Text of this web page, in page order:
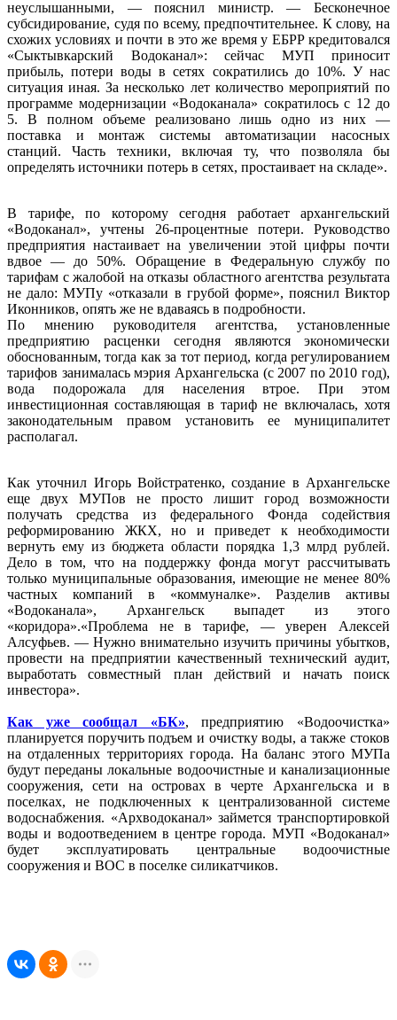
неуслышанными, — пояснил министр. — Бесконечное
субсидирование, судя по всему, предпочтительнее. К слову, на
схожих условиях и почти в это же время у ЕБРР кредитовался
«Сыктывкарский Водоканал»: сейчас МУП приносит
прибыль, потери воды в сетях сократились до 10%. У нас
ситуация иная. За несколько лет количество мероприятий по
программе модернизации «Водоканала» сократилось с 12 до
5. В полном объеме реализовано лишь одно из них —
поставка и монтаж системы автоматизации насосных
станций. Часть техники, включая ту, что позволяла бы
определять источники потерь в сетях, простаивает на складе».
В тарифе, по которому сегодня работает архангельский
«Водоканал», учтены 26-процентные потери. Руководство
предприятия настаивает на увеличении этой цифры почти
вдвое — до 50%. Обращение в Федеральную службу по
тарифам с жалобой на отказы областного агентства результата
не дало: МУПу «отказали в грубой форме», пояснил Виктор
Иконников, опять же не вдаваясь в подробности.
По мнению руководителя агентства, установленные
предприятию расценки сегодня являются экономически
обоснованным, тогда как за тот период, когда регулированием
тарифов занималась мэрия Архангельска (с 2007 по 2010 год),
вода подорожала для населения втрое. При этом
инвестиционная составляющая в тариф не включалась, хотя
законодательным правом установить ее муниципалитет
располагал.
Как уточнил Игорь Войстратенко, создание в Архангельске
еще двух МУПов не просто лишит город возможности
получать средства из федерального Фонда содействия
реформированию ЖКХ, но и приведет к необходимости
вернуть ему из бюджета области порядка 1,3 млрд рублей.
Дело в том, что на поддержку фонда могут рассчитывать
только муниципальные образования, имеющие не менее 80%
частных компаний в «коммуналке». Разделив активы
«Водоканала», Архангельск выпадет из этого
«коридора».«Проблема не в тарифе, — уверен Алексей
Алсуфьев. — Нужно внимательно изучить причины убытков,
провести на предприятии качественный технический аудит,
выработать совместный план действий и начать поиск
инвестора».
Как уже сообщал «БК», предприятию «Водоочистка»
планируется поручить подъем и очистку воды, а также стоков
на отдаленных территориях города. На баланс этого МУПа
будут переданы локальные водоочистные и канализационные
сооружения, сети на островах в черте Архангельска и в
поселках, не подключенных к централизованной системе
водоснабжения. «Архводоканал» займется транспортировкой
воды и водоотведением в центре города. МУП «Водоканал»
будет эксплуатировать центральные водоочистные
сооружения и ВОС в поселке силикатчиков.